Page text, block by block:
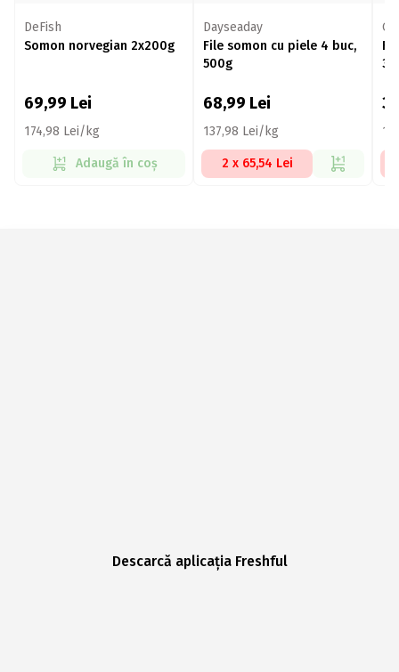
DeFish
Somon norvegian 2x200g
69,99 Lei
174,98 Lei/kg
Adaugă în coș
Dayseaday
File somon cu piele 4 buc,
500g
68,99 Lei
137,98 Lei/kg
2 x 65,54 Lei
Descarcă aplicația Freshful